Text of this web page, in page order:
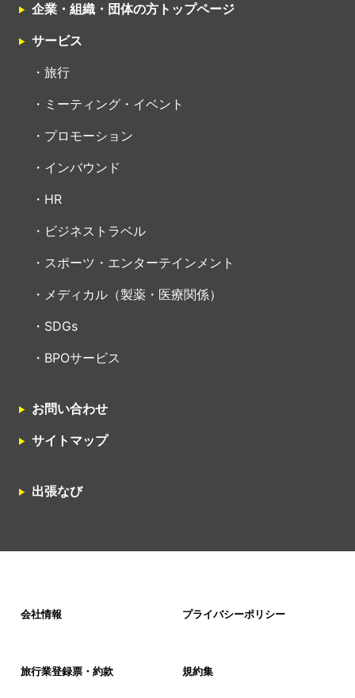
企業・組織・団体の方トップページ
サービス
旅行
ミーティング・イベント
プロモーション
インバウンド
HR
ビジネストラベル
スポーツ・エンターテインメント
メディカル（製薬・医療関係）
SDGs
BPOサービス
お問い合わせ
サイトマップ
出張なび
会社情報 プライバシーポリシー
旅行業登録票・約款 規約集